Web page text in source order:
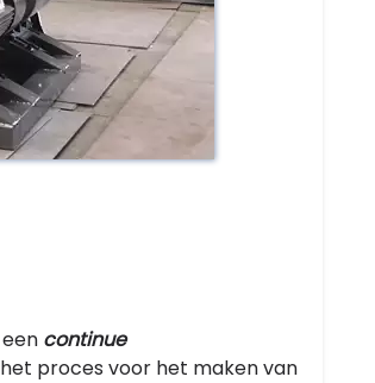
continue
proces voor het maken van